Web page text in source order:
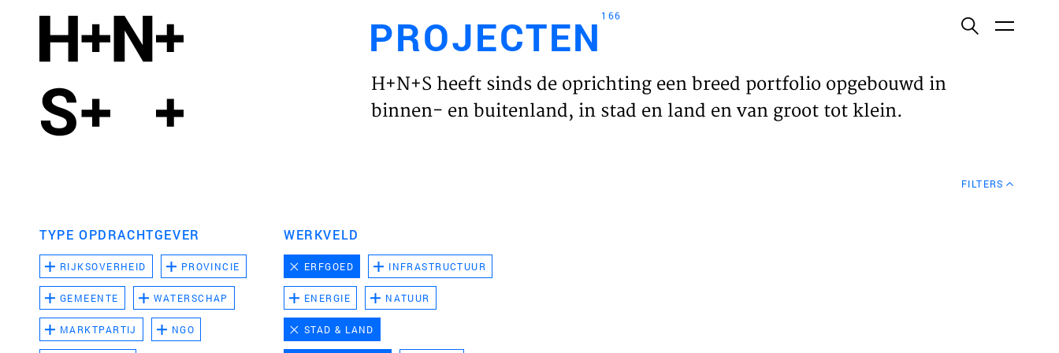
HOME
PROJECTEN 166
H+N+S heeft sinds de oprichting een breed portfolio opgebouwd in
binnen- en buitenland, in stad en land en van groot tot klein.
FILTERS
TYPE OPDRACHTGEVER
RIJKSOVERHEID PROVINCIE
GEMEENTE WATERSCHAP
MARKTPARTIJ NGO
WERKVELD
ERFGOED INFRASTRUCTUUR
ENERGIE NATUUR
STAD & LAND